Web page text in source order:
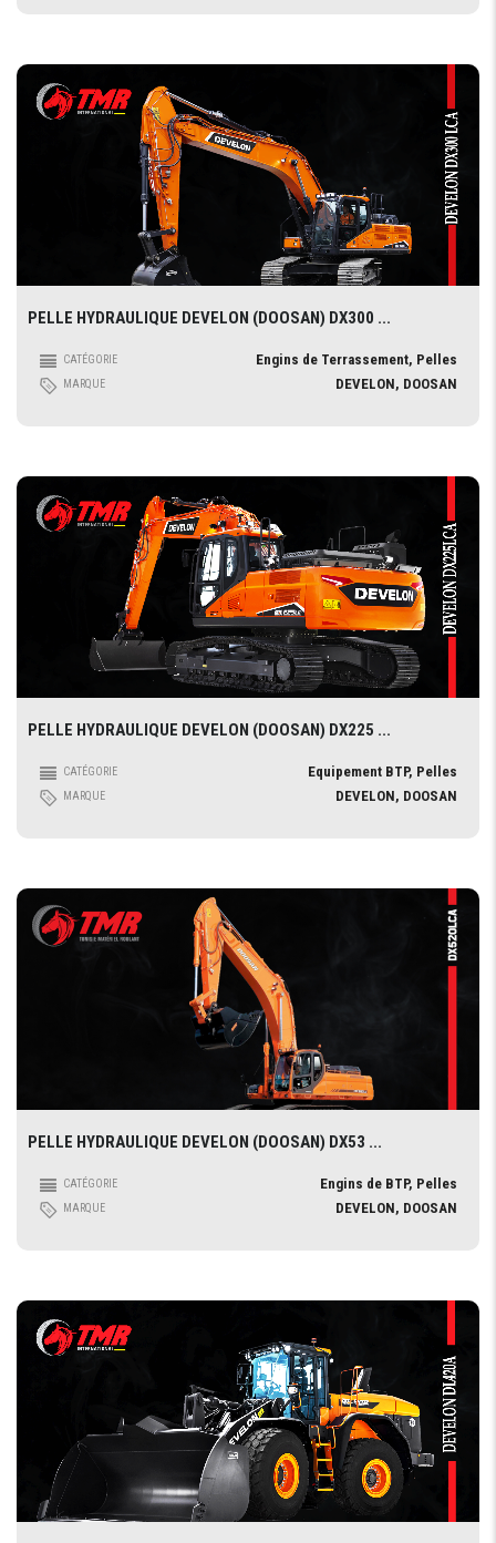
PELLE HYDRAULIQUE DEVELON (DOOSAN) DX300 ...
CATÉGORIE Engins de Terrassement, Pelles
MARQUE DEVELON, DOOSAN
PELLE HYDRAULIQUE DEVELON (DOOSAN) DX225 ...
CATÉGORIE Equipement BTP, Pelles
MARQUE DEVELON, DOOSAN
PELLE HYDRAULIQUE DEVELON (DOOSAN) DX53 ...
CATÉGORIE Engins de BTP, Pelles
MARQUE DEVELON, DOOSAN